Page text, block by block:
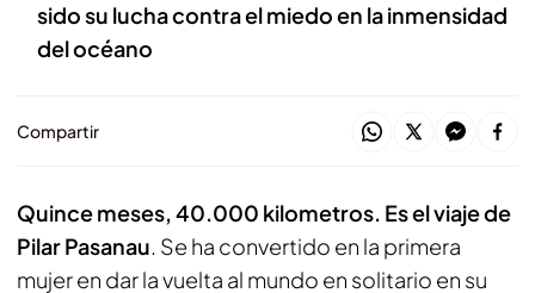
sido su lucha contra el miedo en la inmensidad
del océano
Compartir
Quince meses, 40.000 kilometros. Es el viaje de
Pilar Pasanau. Se ha convertido en la primera
mujer en dar la vuelta al mundo en solitario en su